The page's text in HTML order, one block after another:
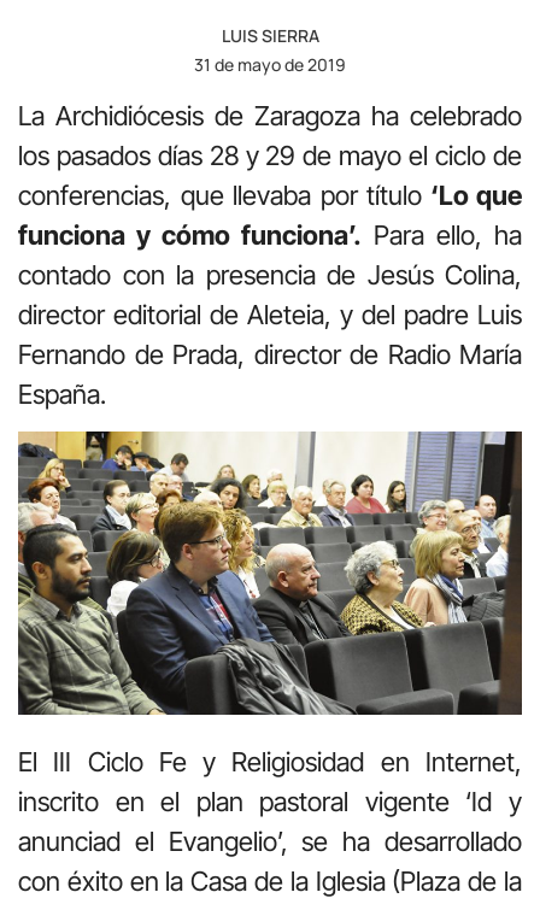
LUIS SIERRA
31 de mayo de 2019
La Archidiócesis de Zaragoza ha celebrado
los pasados días 28 y 29 de mayo el ciclo de
conferencias, que llevaba por título ‘Lo que
funciona y cómo funciona’. Para ello, ha
contado con la presencia de Jesús Colina,
director editorial de Aleteia, y del padre Luis
Fernando de Prada, director de Radio María
España.
El III Ciclo Fe y Religiosidad en Internet,
inscrito en el plan pastoral vigente ‘Id y
anunciad el Evangelio’, se ha desarrollado
con éxito en la Casa de la Iglesia (Plaza de la